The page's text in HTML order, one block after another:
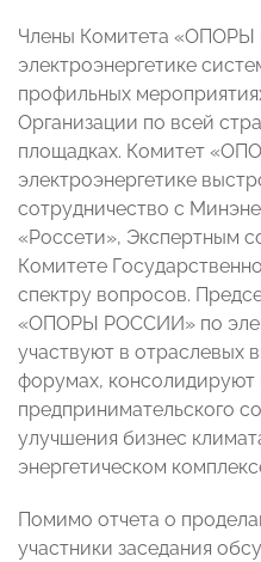
Члены Комитета
электроэнергетике
профильных
Организации по всей
площадках. Комитет
электроэнергетике
сотрудничество с
«Россети», Экспертным
Комитете
спектру вопросов.
«ОПОРЫ РОССИИ» по
участвуют в отраслевых
форумах, консолидируют
предпринимательского
улучшения бизнес
энергетическом
Помимо отчета о
участники заседания